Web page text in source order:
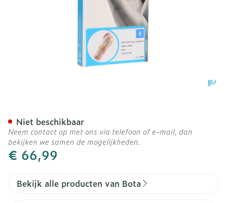
€ 66,99
Niet beschikbaar
Neem contact op met ons via telefoon of e-mail, dan
bekijken we samen de mogelijkheden.
Bekijk alle producten van Bota